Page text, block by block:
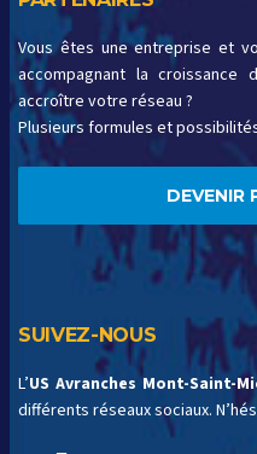
Vous êtes une entreprise et
accompagnant la
accroître votre réseau ?
Plusieurs formules et
DEVENIR
SUIVEZ-NOUS
L’US Avranches Mont-Saint-
différents réseaux sociaux.